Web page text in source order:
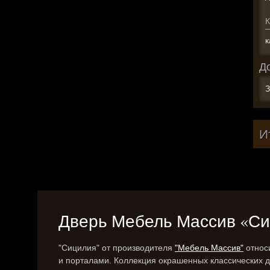
Дверь Мебель Массив
"Сицилия" от производителя "Мебель Массив"
и порталами. Коллекция окрашенных классических